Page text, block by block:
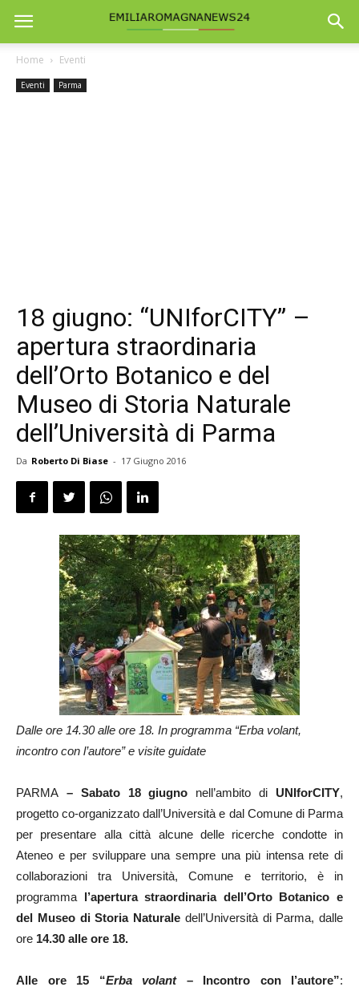
Home Eventi
Eventi Parma
18 giugno: “UNIforCITY” –
apertura straordinaria
dell’Orto Botanico e del
Museo di Storia Naturale
dell’Università di Parma
Da Roberto Di Biase - 17 Giugno 2016
Dalle ore 14.30 alle ore 18. In programma “Erba volant,
incontro con l’autore” e visite guidate
PARMA – Sabato 18 giugno nell’ambito di UNIforCITY,
progetto co-organizzato dall’Università e dal Comune di Parma
per presentare alla città alcune delle ricerche condotte in
Ateneo e per sviluppare una sempre una più intensa rete di
collaborazioni tra Università, Comune e territorio, è in
programma l’apertura straordinaria dell’Orto Botanico e
del Museo di Storia Naturale dell’Università di Parma, dalle
ore 14.30 alle ore 18.
Alle ore 15 “Erba volant– Incontro con l’autore”: